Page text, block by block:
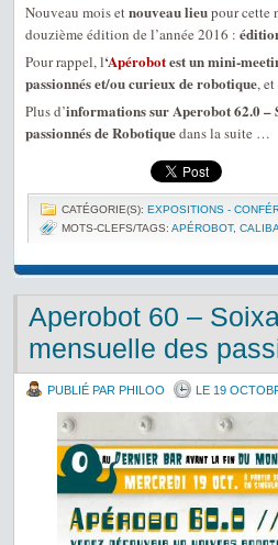
Nouveau mois etnouveau lieupour cette
douzième édition de l’année 2016 :
Pour rappel, l‘Apérobotest un mini-
passionnés et/ou curieux de robotique,
Plus d’informations sur Aperobot 62.0 –
passionnés de Robotiquedans la suite …
CATÉGORIE(S): EXPOSITIONS -
MOTS-CLEFS/TAGS: APÉROBOT,
Aperobot 60 –
mensuelle des
PUBLIÉ PAR PHILOO LE 19